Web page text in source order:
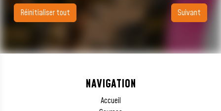
Réinitialiser tout Suivant
NAVIGATION
Accueil